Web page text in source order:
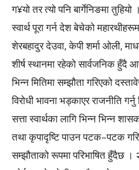
ग¥यो तर त्यो पनि बार्गेनिङमा तुहियो ।
स्वार्थ पूरा गर्न देश बेचेको
शेरबहादुर देउवा, केपी शर्मा ओली,
शीर्ष स्थानमा रहेको सार्वजनिक हुँदै
भिन्न मितिमा सम्झौता गरिएको
विरोधी भावना भड्काएर राजनीति
सत्ता स्वार्थका लागि भिन्न भिन्न
तथा कृपादृष्टि पाउन पटक–पटक
सम्झौताको रूपमा परिभाषित हुँदैछ